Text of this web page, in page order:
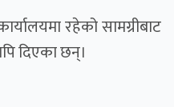
रहेको सामग्रीबाट
दिएका छन्।